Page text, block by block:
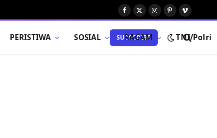
Facebook
X
Instagram
Pinterest
Vimeo
PERISTIWA SOSIAL RAGAM TNI/Polri
SUBSCRIBE